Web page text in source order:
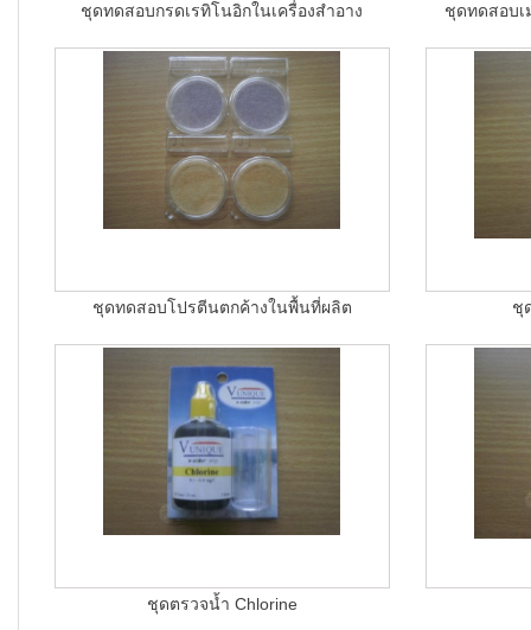
ชุดทดสอบกรดเรทิโนอิกในเครื่องสำอาง ชุดทดสอบเ
ชุดทดสอบโปรตีนตกค้างในพื้นที่ผลิต ชุ
ชุดตรวจน้ำ Chlorine